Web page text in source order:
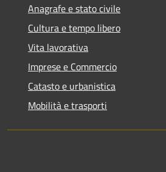
Anagrafe e stato civile
Cultura e tempo libero
Vita lavorativa
Imprese e Commercio
Catasto e urbanistica
Mobilità e trasporti